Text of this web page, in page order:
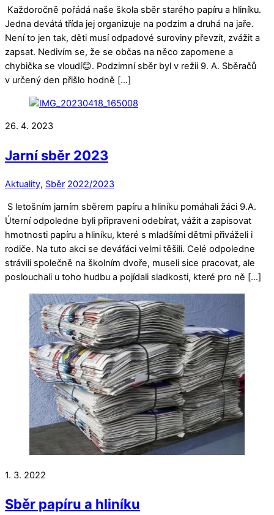
Každoročně pořádá naše škola sběr starého papíru a hliníku.
Jedna devátá třída jej organizuje na podzim a druhá na jaře.
Není to jen tak, děti musí odpadové suroviny převzít, zvážit a
zapsat. Nedivím se, že se občas na něco zapomene a
chybička se vloudí😊. Podzimní sběr byl v režii 9. A. Sběračů
v určený den přišlo hodně […]
26. 4. 2023
Jarní sběr 2023
Aktuality, Sběr 2022/2023
S letošním jarním sběrem papíru a hliníku pomáhali žáci 9.A.
Úterní odpoledne byli připraveni odebírat, vážit a zapisovat
hmotnosti papíru a hliníku, které s mladšími dětmi přiváželi i
rodiče. Na tuto akci se deváťáci velmi těšili. Celé odpoledne
strávili společně na školním dvoře, museli sice pracovat, ale
poslouchali u toho hudbu a pojídali sladkosti, které pro ně […]
1. 3. 2022
Sběr papíru a hliníku